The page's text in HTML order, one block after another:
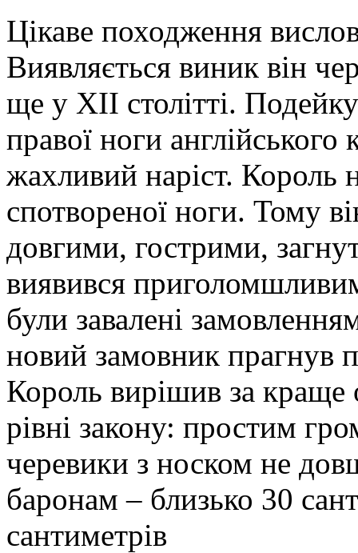
Цікаве походження
Виявляється виник він
ще у ХІІ столітті.
правої ноги англійського
жахливий наріст. Король
спотвореної ноги. Тому
довгими, гострими,
виявився
були завалені
новий замовник прагнув
Король вирішив за
рівні закону: простим
черевики з носком не
баронам – близько 30
сантиметрів